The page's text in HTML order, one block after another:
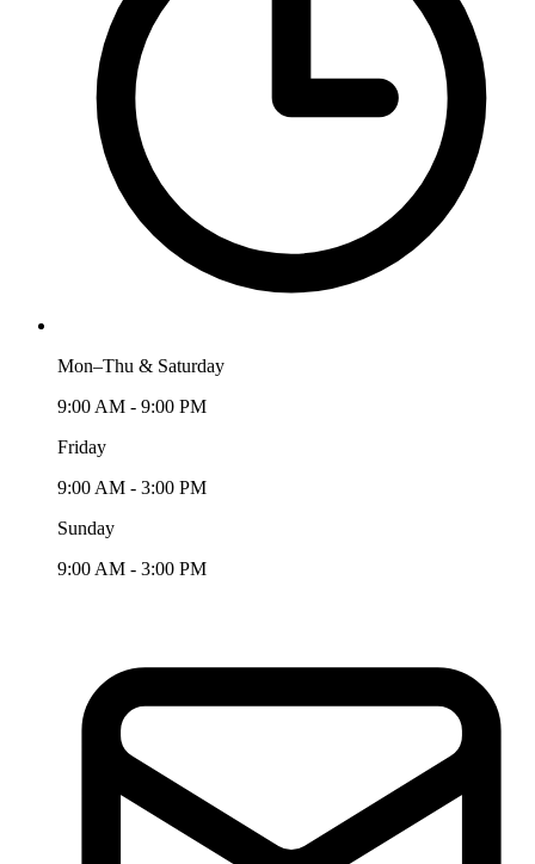
Mon–Thu & Saturday
9:00 AM - 9:00 PM
Friday
9:00 AM - 3:00 PM
Sunday
9:00 AM - 3:00 PM